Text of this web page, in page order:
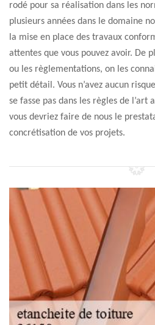
rodé pour sa réalisation dans les
plusieurs années dans le domaine
la mise en place des travaux
attentes que vous pouvez avoir. De
ou les règlementations, on les
petit détail. Vous n’avez aucun
se fasse pas dans les règles de l’art
vous devriez faire de nous le
concrétisation de vos projets.